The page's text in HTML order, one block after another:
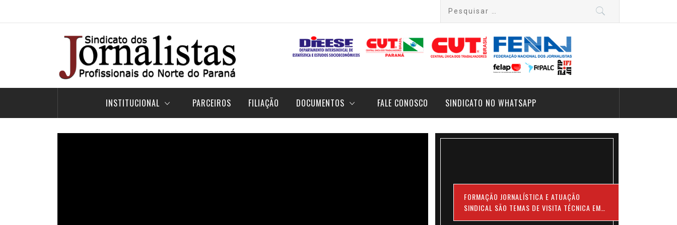
INSTITUCIONAL PARCEIROS FILIAÇÃO DOCUMENTOS FALE CONOSCO SINDICATO NO WHATSAPP
FORMAÇÃO JORNALÍSTICA E ATUAÇÃO
SINDICAL SÃO TEMAS DE VISITA TÉCNICA EM
UNIVERSIDADE